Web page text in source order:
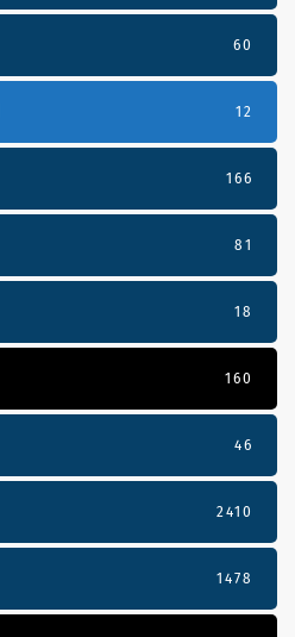
60
12
166
81
18
160
46
2410
1478